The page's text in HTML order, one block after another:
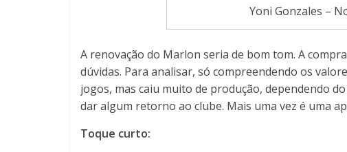
Yoni Gonzales –
A renovação do Marlon seria de bom tom. A
dúvidas. Para analisar, só compreendendo os
jogos, mas caiu muito de produção, dependendo
dar algum retorno ao clube. Mais uma vez é uma
Toque curto: